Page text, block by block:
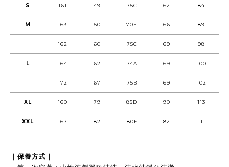
S 161 49 75C 62 84
M 163 50 70E 66 89
162 60 75C 69 98
L 164 62 74A 69 100
172 67 75B 69 102
XL 160 79 85D 90 113
XXL 167 82 80F 82 111
｜保養方式｜